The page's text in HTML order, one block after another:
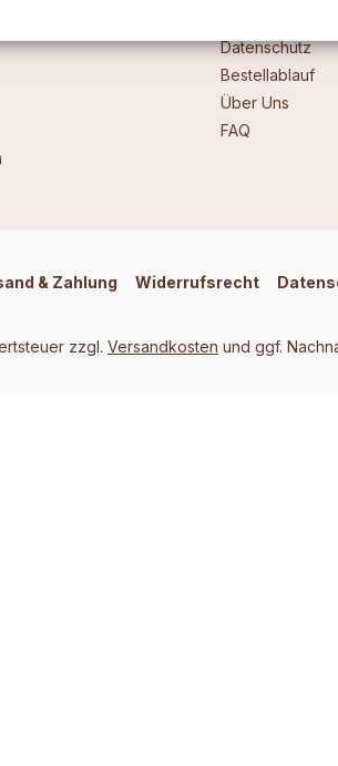
Datenschutz
Bestellablauf
Über Uns
FAQ
& Zahlung Widerrufsrecht
zzgl. Versandkosten und ggf.